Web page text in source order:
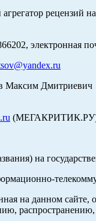
рецензий
электронная
Максим Дмитриевич
на
на данном сайте,